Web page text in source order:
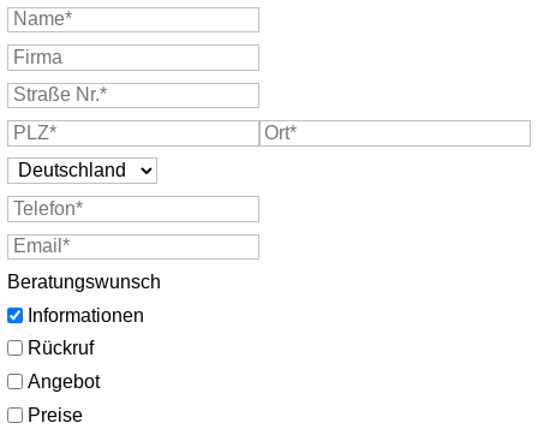
Beratungswunsch
Informationen
Rückruf
Angebot
Preise